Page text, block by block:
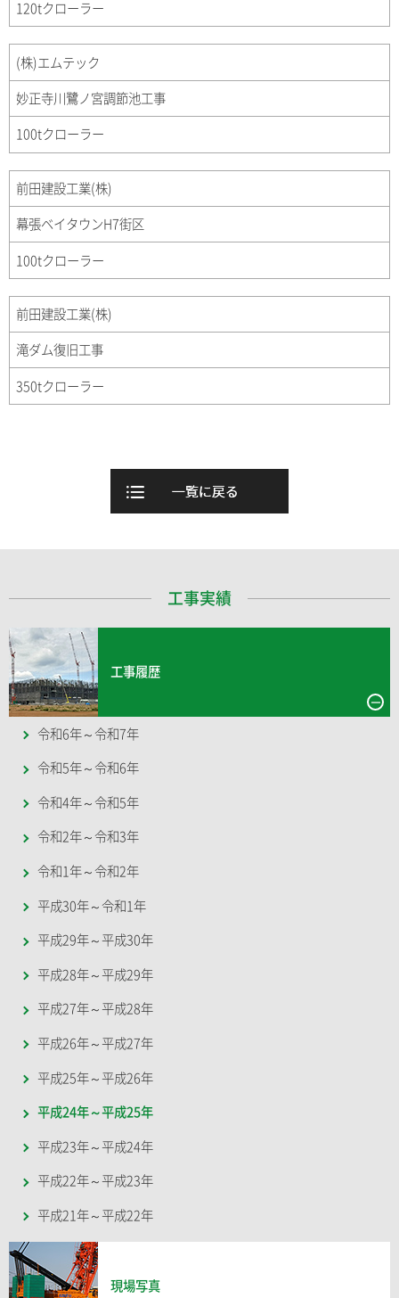
120tクローラー
(株)エムテック
妙正寺川鷺ノ宮調節池工事
100tクローラー
前田建設工業(株)
幕張ベイタウンH7街区
100tクローラー
前田建設工業(株)
滝ダム復旧工事
350tクローラー
工事実績
工事履歴
令和6年～令和7年
令和5年～令和6年
令和4年～令和5年
令和2年～令和3年
令和1年～令和2年
平成30年～令和1年
平成29年～平成30年
平成28年～平成29年
平成27年～平成28年
平成26年～平成27年
平成25年～平成26年
平成24年～平成25年
平成23年～平成24年
平成22年～平成23年
平成21年～平成22年
現場写真